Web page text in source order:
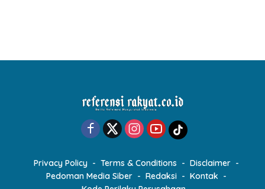
Privacy Policy Terms & Conditions
Disclaimer
Pedoman Media Siber
Redaksi
Kontak